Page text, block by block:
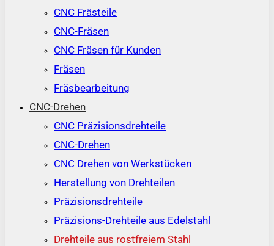
CNC Frästeile
CNC-Fräsen
CNC Fräsen für Kunden
Fräsen
Fräsbearbeitung
CNC-Drehen
CNC Präzisionsdrehteile
CNC-Drehen
CNC Drehen von Werkstücken
Herstellung von Drehteilen
Präzisionsdrehteile
Präzisions-Drehteile aus Edelstahl
Drehteile aus rostfreiem Stahl